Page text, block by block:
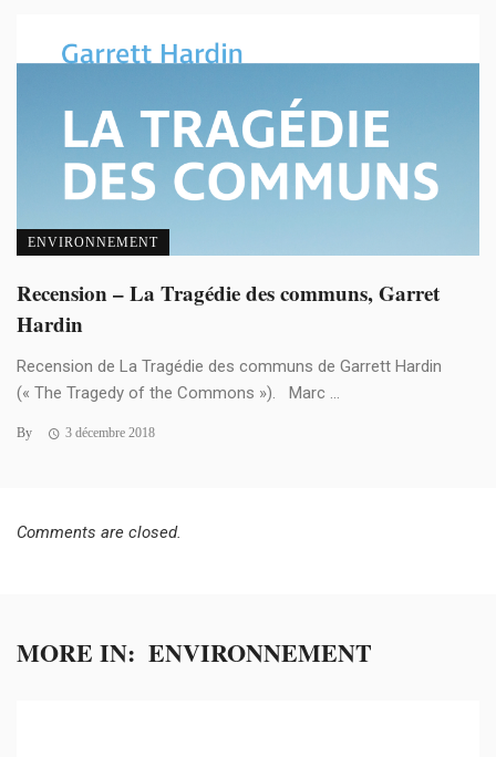
ENVIRONNEMENT
Recension – La Tragédie des communs, Garret
Hardin
Recension de La Tragédie des communs de Garrett Hardin
(« The Tragedy of the Commons »). Marc ...
By 3 décembre 2018
Comments are closed.
MORE IN: ENVIRONNEMENT